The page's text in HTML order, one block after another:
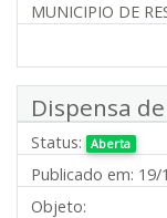
MUNICIPIO DE
Dispensa
Status: Aberta
Publicado em: 19/
Objeto: